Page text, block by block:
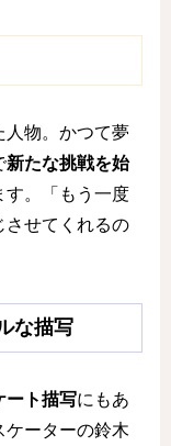
人物。かつて夢
新たな挑戦を始
す。「もう一度
させてくれるの
な描写
ート描写にもあ
ケーターの鈴木